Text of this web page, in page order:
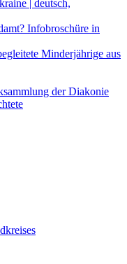
| deutsch,
Infobroschüre in
Minderjährige aus
der Diakonie